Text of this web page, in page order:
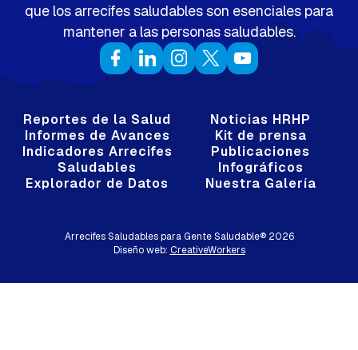
que los arrecifes saludables son esenciales para
mantener a las personas saludables.
Reportes de la Salud
Informes de Avances
Indicadores Arrecifes
Saludables
Explorador de Datos
Noticias HRHP
Kit de prensa
Publicaciones
Infográficos
Nuestra Galería
Arrecifes Saludables para Gente Saludable® 2026
Diseño web: CreativeWorkers